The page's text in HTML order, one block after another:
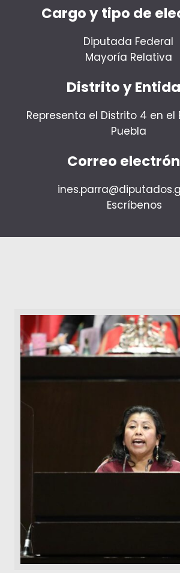
Cargo y tipo de
Diputada Federal
Mayoría Relativa
Distrito y
Representa el Distrito 4 en el
Puebla
Correo
Escríbenos